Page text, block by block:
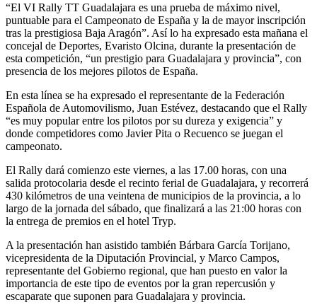
“El VI Rally TT Guadalajara es una prueba de máximo nivel,
puntuable para el Campeonato de España y la de mayor inscripción
tras la prestigiosa Baja Aragón”. Así lo ha expresado esta mañana el
concejal de Deportes, Evaristo Olcina, durante la presentación de
esta competición, “un prestigio para Guadalajara y provincia”, con
presencia de los mejores pilotos de España.
En esta línea se ha expresado el representante de la Federación
Española de Automovilismo, Juan Estévez, destacando que el Rally
“es muy popular entre los pilotos por su dureza y exigencia” y
donde competidores como Javier Pita o Recuenco se juegan el
campeonato.
El Rally dará comienzo este viernes, a las 17.00 horas, con una
salida protocolaria desde el recinto ferial de Guadalajara, y recorrerá
430 kilómetros de una veintena de municipios de la provincia, a lo
largo de la jornada del sábado, que finalizará a las 21:00 horas con
la entrega de premios en el hotel Tryp.
A la presentación han asistido también Bárbara García Torijano,
vicepresidenta de la Diputación Provincial, y Marco Campos,
representante del Gobierno regional, que han puesto en valor la
importancia de este tipo de eventos por la gran repercusión y
escaparate que suponen para Guadalajara y provincia.